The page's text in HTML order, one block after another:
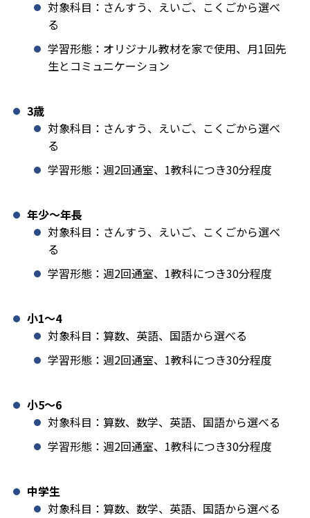
対象科目：さんすう、えいご、こくごから選べ
る
学習形態：オリジナル教材を家で使用、月1回先
生とコミュニケーション
3歳
対象科目：さんすう、えいご、こくごから選べ
る
学習形態：週2回通室、1教科につき30分程度
年少〜年長
対象科目：さんすう、えいご、こくごから選べ
る
学習形態：週2回通室、1教科につき30分程度
小1️〜4
対象科目：算数、英語、国語から選べる
学習形態：週2回通室、1教科につき30分程度
小5〜6
対象科目：算数、数学、英語、国語から選べる
学習形態：週2回通室、1教科につき30分程度
中学生
対象科目：算数、数学、英語、国語から選べる